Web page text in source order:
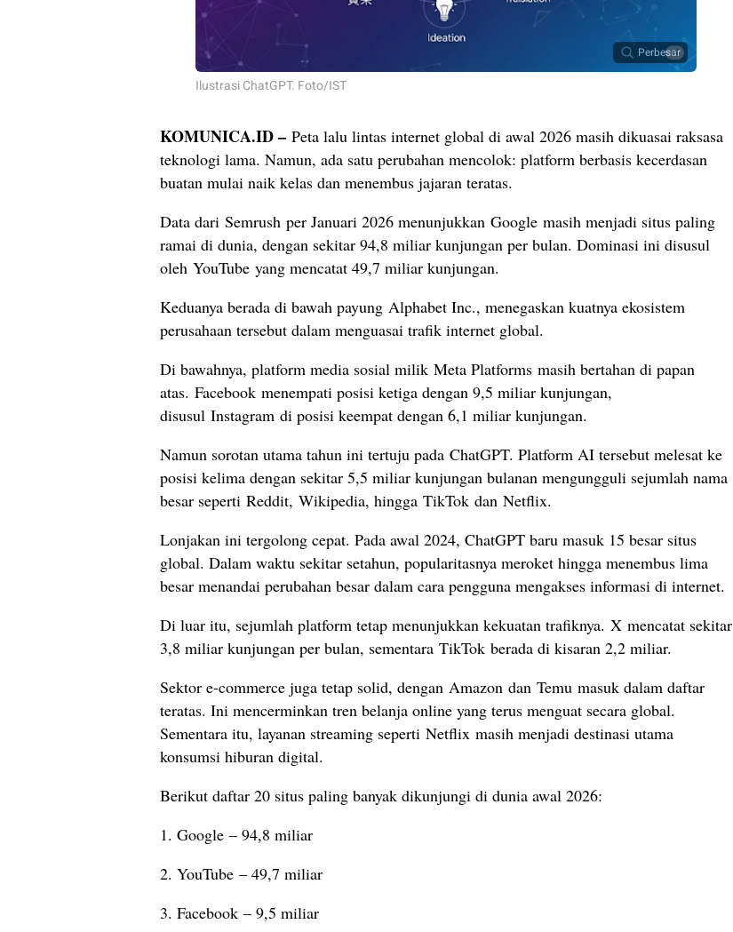
Perbesar
Ilustrasi ChatGPT. Foto/IST
KOMUNICA.ID – Peta lalu lintas internet global di awal 2026 masih dikuasai raksasa
teknologi lama. Namun, ada satu perubahan mencolok: platform berbasis kecerdasan
buatan mulai naik kelas dan menembus jajaran teratas.
Data dari Semrush per Januari 2026 menunjukkan Google masih menjadi situs paling
ramai di dunia, dengan sekitar 94,8 miliar kunjungan per bulan. Dominasi ini disusul
oleh YouTube yang mencatat 49,7 miliar kunjungan.
Keduanya berada di bawah payung Alphabet Inc., menegaskan kuatnya ekosistem
perusahaan tersebut dalam menguasai trafik internet global.
Di bawahnya, platform media sosial milik Meta Platforms masih bertahan di papan
atas. Facebook menempati posisi ketiga dengan 9,5 miliar kunjungan,
disusul Instagram di posisi keempat dengan 6,1 miliar kunjungan.
Namun sorotan utama tahun ini tertuju pada ChatGPT. Platform AI tersebut melesat ke
posisi kelima dengan sekitar 5,5 miliar kunjungan bulanan mengungguli sejumlah nama
besar seperti Reddit, Wikipedia, hingga TikTok dan Netflix.
Lonjakan ini tergolong cepat. Pada awal 2024, ChatGPT baru masuk 15 besar situs
global. Dalam waktu sekitar setahun, popularitasnya meroket hingga menembus lima
besar menandai perubahan besar dalam cara pengguna mengakses informasi di internet.
Di luar itu, sejumlah platform tetap menunjukkan kekuatan trafiknya. X mencatat sekitar
3,8 miliar kunjungan per bulan, sementara TikTok berada di kisaran 2,2 miliar.
Sektor e-commerce juga tetap solid, dengan Amazon dan Temu masuk dalam daftar
teratas. Ini mencerminkan tren belanja online yang terus menguat secara global.
Sementara itu, layanan streaming seperti Netflix masih menjadi destinasi utama
konsumsi hiburan digital.
Berikut daftar 20 situs paling banyak dikunjungi di dunia awal 2026:
1. Google – 94,8 miliar
2. YouTube – 49,7 miliar
3. Facebook – 9,5 miliar